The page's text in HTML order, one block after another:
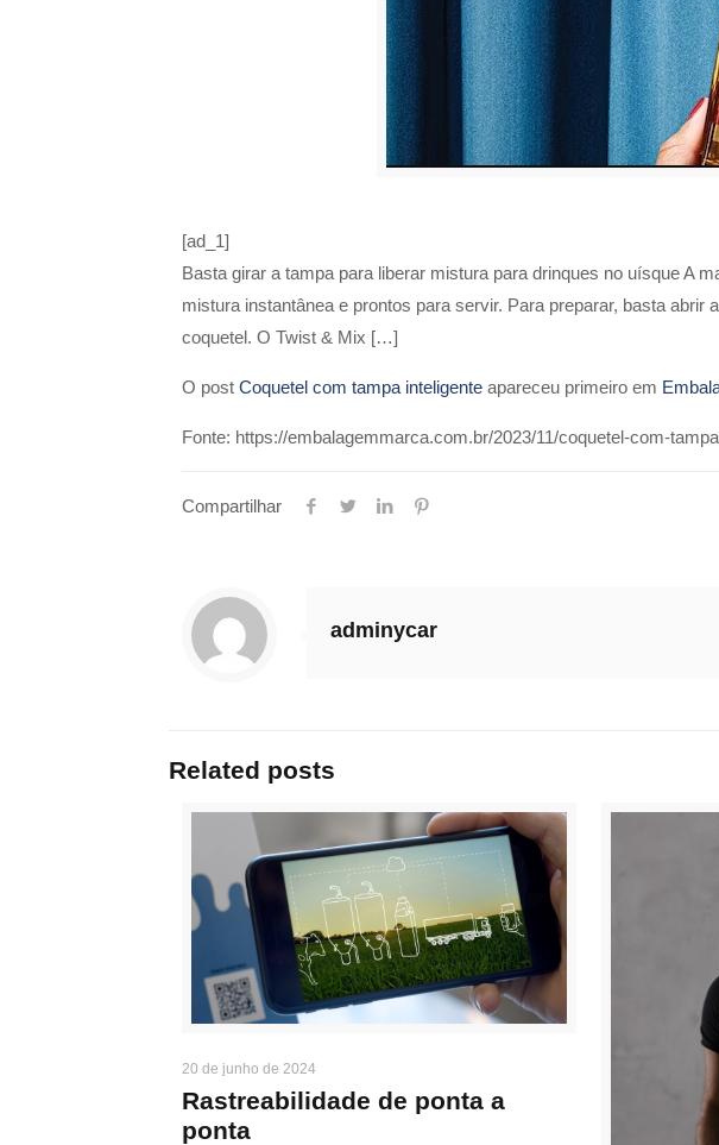
[ad_1]
Basta girar a tampa para liberar mistura para drinques no uísque A
mistura instantânea e prontos para servir. Para preparar, basta
coquetel. O Twist & Mix […]
O post Coquetel com tampa inteligenteapareceu primeiro em
Fonte: https://embalagemmarca.com.br/2023/11/coquetel-com-
Compartilhar
adminycar
Related posts
20 de junho de 2024
Rastreabilidade de ponta a
ponta